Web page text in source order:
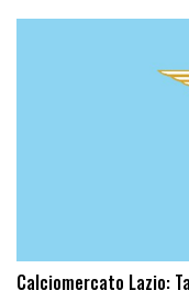
Calciomercato Lazio: